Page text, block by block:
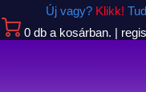
0 db a kosárban. |
Új vagy? Klikk!